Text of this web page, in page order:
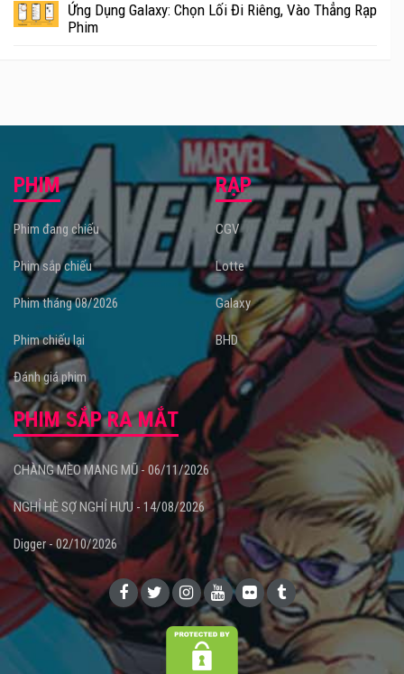
Ứng Dụng Galaxy: Chọn Lối Đi Riêng, Vào Thẳng Rạp
Phim
PHIM
Phim đang chiếu
Phim sắp chiếu
Phim tháng 08/2026
Phim chiếu lại
Đánh giá phim
RẠP
CGV
Lotte
Galaxy
BHD
PHIM SẮP RA MẮT
CHÀNG MÈO MANG MŨ - 06/11/2026
NGHỈ HÈ SỢ NGHỈ HƯU - 14/08/2026
Digger - 02/10/2026